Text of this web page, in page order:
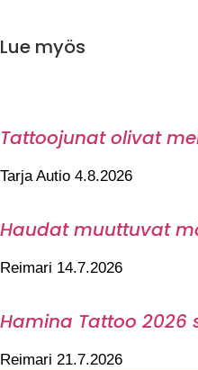
Lue myös
Tattoojunat olivat
Tarja Autio 4.8.2026
Haudat muuttuvat
Reimari 14.7.2026
Hamina Tattoo 2026
Reimari 21.7.2026